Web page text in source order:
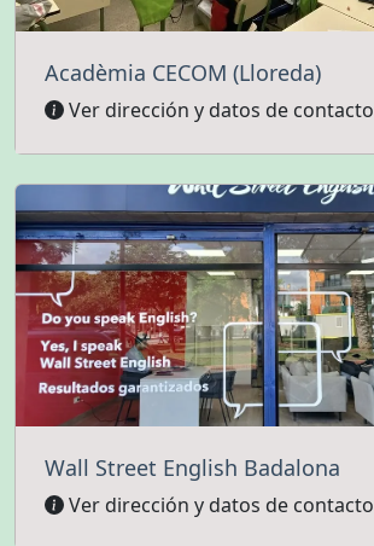
Acadèmia CECOM (Lloreda)
Ver dirección y datos de contacto
Wall Street English Badalona
Ver dirección y datos de contacto